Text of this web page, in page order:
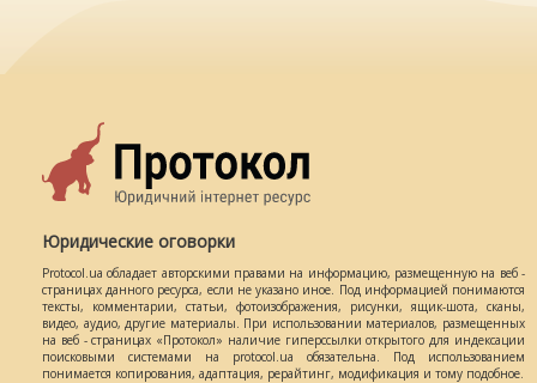
Юридические оговорки
Protocol.ua обладает авторскими правами на информацию, размещенную на веб -
страницах данного ресурса, если не указано иное. Под информацией понимаются
тексты, комментарии, статьи, фотоизображения, рисунки, ящик-шота, сканы,
видео, аудио, другие материалы. При использовании материалов, размещенных
на веб - страницах «Протокол» наличие гиперссылки открытого для индексации
поисковыми системами на protocol.ua обязательна. Под использованием
понимается копирования, адаптация, рерайтинг, модификация и тому подобное.